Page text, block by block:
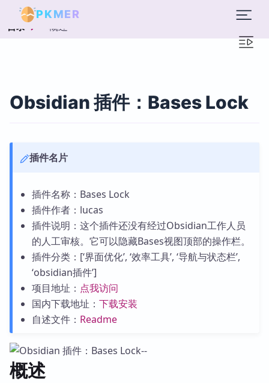
PKMER
目录 概述
Obsidian 插件：Bases Lock
插件名片
插件名称：Bases Lock
插件作者：lucas
插件说明：这个插件还没有经过Obsidian工作人员
的人工审核。它可以隐藏Bases视图顶部的操作栏。
插件分类：[‘界面优化’, ‘效率工具’, ‘导航与状态栏’,
‘obsidian插件’]
项目地址： 点我访问
国内下载地址： 下载安装
自述文件： Readme
概述